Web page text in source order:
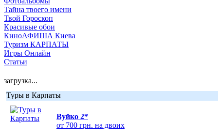
Тайна твоего имени
Твой Гороскоп
Красивые обои
КиноАФИША Киева
Туризм КАРПАТЫ
Игры Онлайн
Статьи
загрузка...
Туры в Карпаты
Вуйко 2*
от 700 грн. на двоих